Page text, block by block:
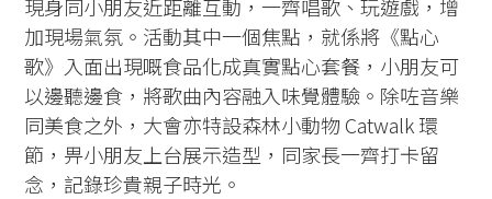
現身同小朋友近距離互動，一齊唱歌、玩遊戲，增
加現場氣氛。活動其中一個焦點，就係將《點心
歌》入面出現嘅食品化成真實點心套餐，小朋友可
以邊聽邊食，將歌曲內容融入味覺體驗。除咗音樂
同美食之外，大會亦特設森林小動物 Catwalk 環
節，畀小朋友上台展示造型，同家長一齊打卡留
念，記錄珍貴親子時光。